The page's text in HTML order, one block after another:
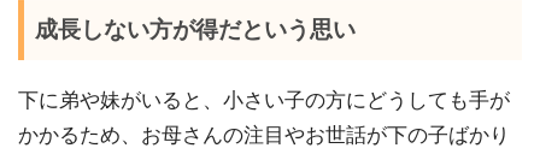
成長しない方が得だという思い
下に弟や妹がいると、小さい子の方にどうしても手が
かかるため、お母さんの注目やお世話が下の子ばかり